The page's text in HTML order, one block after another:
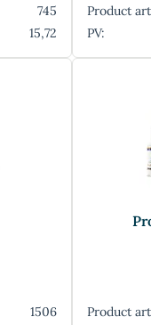
745
15,72
Product
PV:
1506
Product